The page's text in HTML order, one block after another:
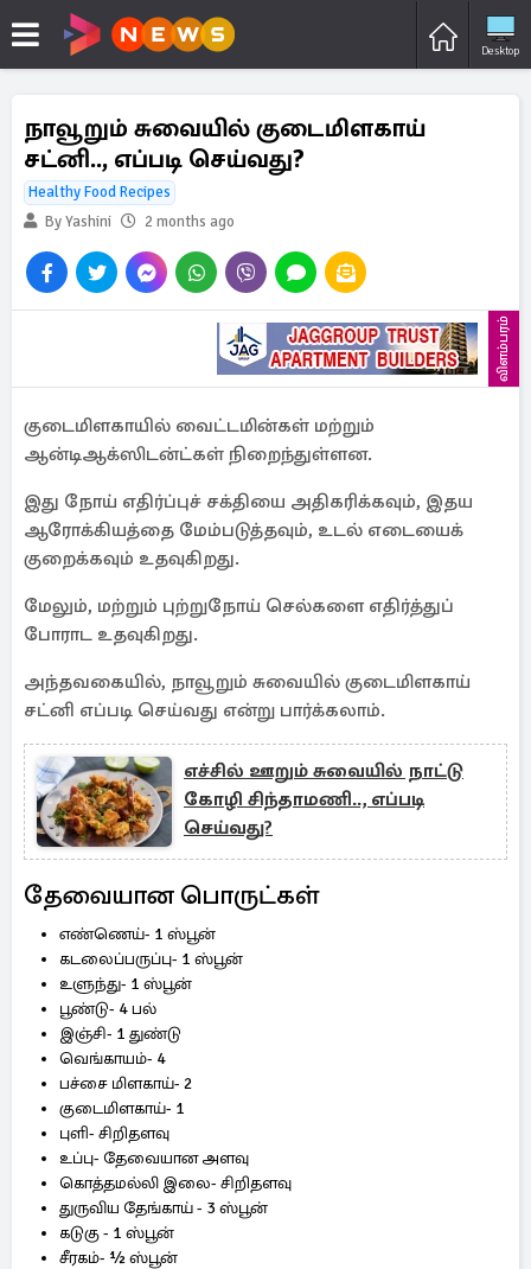
Desktop
நாவூறும் சுவையில் குடைமிளகாய்
சட்னி.., எப்படி செய்வது?
Healthy Food Recipes
By Yashini
2 months ago
விளம்பரம்
குடைமிளகாயில் வைட்டமின்கள் மற்றும்
ஆன்டிஆக்ஸிடன்ட்கள் நிறைந்துள்ளன.
இது நோய் எதிர்ப்புச் சக்தியை அதிகரிக்கவும், இதய
ஆரோக்கியத்தை மேம்படுத்தவும், உடல் எடையைக்
குறைக்கவும் உதவுகிறது.
மேலும், மற்றும் புற்றுநோய் செல்களை எதிர்த்துப்
போராட உதவுகிறது.
அந்தவகையில், நாவூறும் சுவையில் குடைமிளகாய்
சட்னி எப்படி செய்வது என்று பார்க்கலாம்.
எச்சில் ஊறும் சுவையில் நாட்டு
கோழி சிந்தாமணி.., எப்படி
செய்வது?
தேவையான பொருட்கள்
எண்ணெய்- 1 ஸ்பூன்
கடலைப்பருப்பு- 1 ஸ்பூன்
உளுந்து- 1 ஸ்பூன்
பூண்டு- 4 பல்
இஞ்சி- 1 துண்டு
வெங்காயம்- 4
பச்சை மிளகாய்- 2
குடைமிளகாய்- 1
புளி- சிறிதளவு
உப்பு- தேவையான அளவு
கொத்தமல்லி இலை- சிறிதளவு
துருவிய தேங்காய் - 3 ஸ்பூன்
கடுகு - 1 ஸ்பூன்
சீரகம்- ½ ஸ்பூன்